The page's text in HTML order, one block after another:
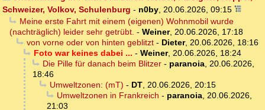
Schweizer, Volkov, Schulenburg - n0by, 20.06.2026, 09:15
Meine erste Fahrt mit einem (eigenen) Wohnmobil wurde
(nachträglich) leider sehr getrübt. - Weiner, 20.06.2026, 17:18
von vorne oder von hinten geblitzt- Dieter, 20.06.2026, 18:16
Foto war keines dabei ... - Weiner, 20.06.2026, 18:24
Die Pille für danach beim Blitzer- paranoia, 20.06.2026,
18:46
Umweltzonen: (mT) - DT, 20.06.2026, 20:15
Umweltzonen in Frankreich - paranoia, 20.06.2026,
21:03